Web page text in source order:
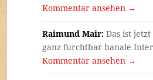
Kommentar ansehen →
Raimund Mair: Das ist
ganz furchtbar banale
Kommentar ansehen →